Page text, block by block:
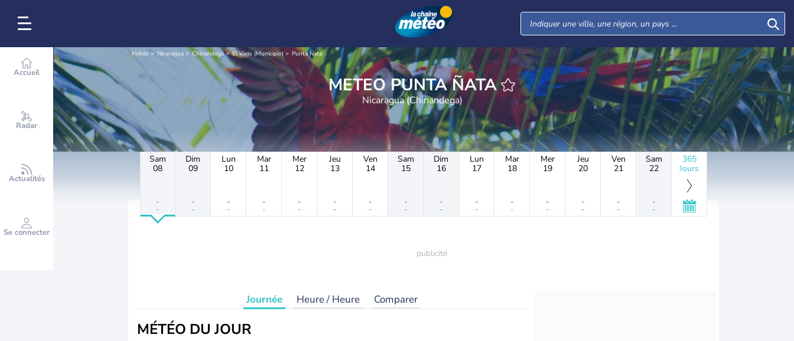
Accueil
Radar
Actualités
Se connecter
Météo Nicaragua Chinandega El Viejo (Municipio) Punta Ñata
METEO PUNTA ÑATA
Nicaragua (Chinandega)
Sam
08
-
-
Dim
09
-
-
Lun
10
-
-
Mar
11
-
-
Mer
12
-
-
Jeu
13
-
-
Ven
14
-
-
Sam
15
-
-
Dim
16
-
-
Lun
17
-
-
Mar
18
-
-
Mer
19
-
-
Jeu
20
-
-
Ven
21
-
-
Sam
22
-
-
365
Jours
Journée Heure / Heure Comparer
MÉTÉO DU JOUR